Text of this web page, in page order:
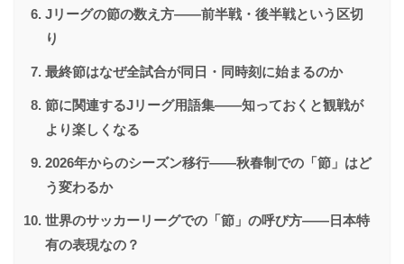
Jリーグの節の数え方——前半戦・後半戦という区切
り
最終節はなぜ全試合が同日・同時刻に始まるのか
節に関連するJリーグ用語集——知っておくと観戦が
より楽しくなる
2026年からのシーズン移行——秋春制での「節」はど
う変わるか
世界のサッカーリーグでの「節」の呼び方——日本特
有の表現なの？